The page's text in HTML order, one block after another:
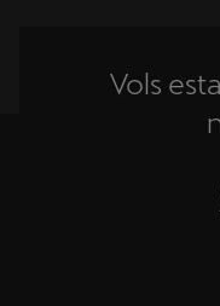
Vols